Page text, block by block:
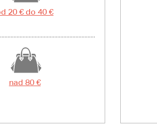
20 € do 40 €
nad 80 €